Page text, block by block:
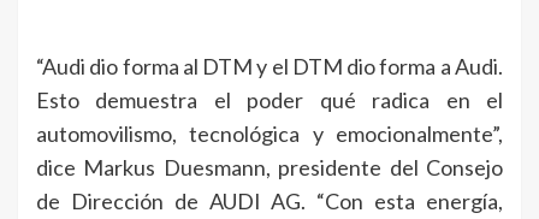
“Audi dio forma al DTM y el DTM dio forma a Audi.
Esto demuestra el poder qué radica en el
automovilismo, tecnológica y emocionalmente”,
dice Markus Duesmann, presidente del Consejo
de Dirección de AUDI AG. “Con esta energía,